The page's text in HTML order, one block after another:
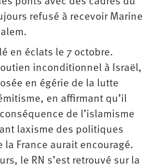
refusé à recevoir Marine
en éclats le 7 octobre.
inconditionnel à Israël,
en égérie de la lutte
en affirmant qu’il
de l’islamisme
laxisme des politiques
la France aurait encouragé.
le RN s’est retrouvé sur la